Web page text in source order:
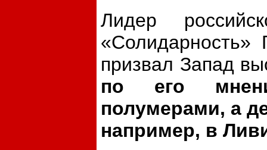
Лидер
«Солидарность»
призвал Запад
по его
полумерами, а
например, в